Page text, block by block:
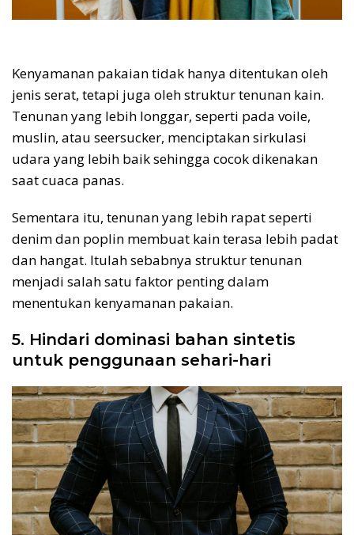
Kenyamanan pakaian tidak hanya ditentukan oleh
jenis serat, tetapi juga oleh struktur tenunan kain.
Tenunan yang lebih longgar, seperti pada voile,
muslin, atau seersucker, menciptakan sirkulasi
udara yang lebih baik sehingga cocok dikenakan
saat cuaca panas.
Sementara itu, tenunan yang lebih rapat seperti
denim dan poplin membuat kain terasa lebih padat
dan hangat. Itulah sebabnya struktur tenunan
menjadi salah satu faktor penting dalam
menentukan kenyamanan pakaian.
5. Hindari dominasi bahan sintetis
untuk penggunaan sehari-hari